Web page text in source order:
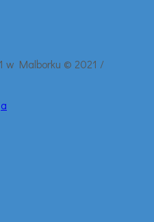
w Malborku © 2021 /